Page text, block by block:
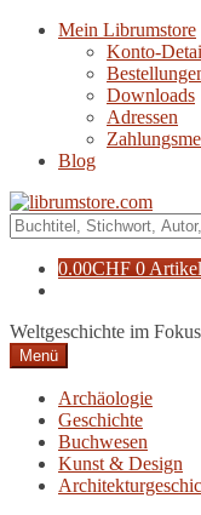
Navigation
Zum
Mein Librumstore
Konto-
Downloads
Adressen
Blog
Suche
nach:
0.00CHF 0 Artikel
Weltgeschichte im Fokus
Menü
Archäologie
Geschichte
Buchwesen
Kunst & Design